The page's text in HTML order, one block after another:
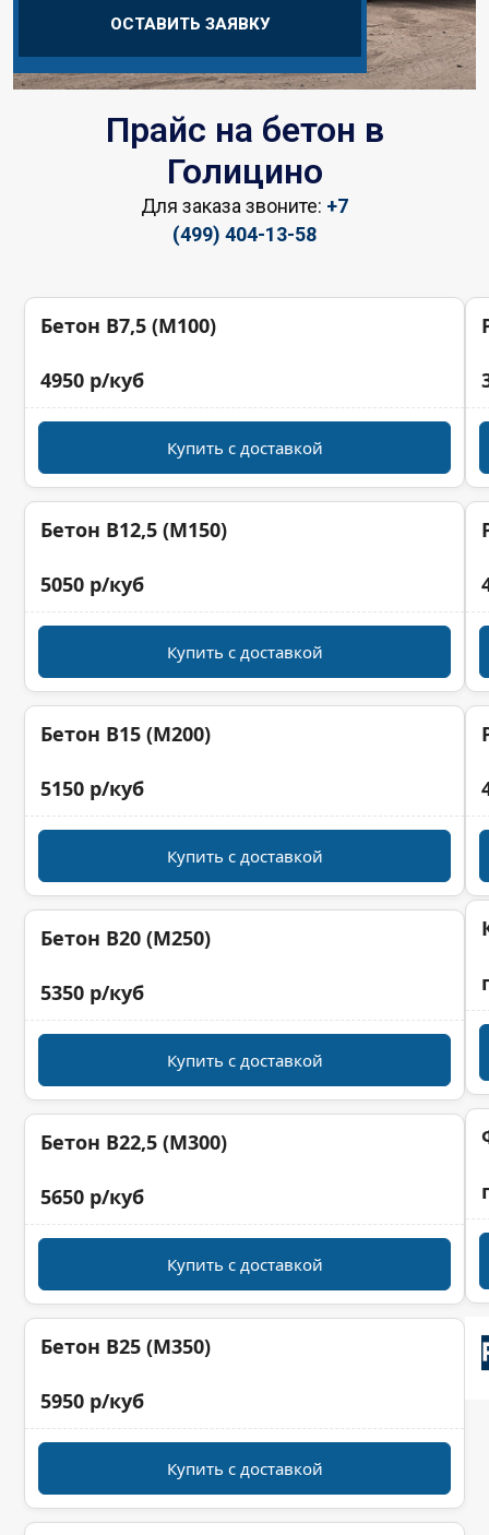
ОСТАВИТЬ ЗАЯВКУ
Прайс на бетон в
Голицино
Для заказа звоните: +7
(499) 404-13-58
Бетон B7,5 (M100)
4950 р/куб
Купить с доставкой
Бетон B12,5 (M150)
5050 р/куб
Купить с доставкой
Бетон B15 (M200)
5150 р/куб
Купить с доставкой
Бетон B20 (M250)
5350 р/куб
Купить с доставкой
Бетон B22,5 (M300)
5650 р/куб
Купить с доставкой
Бетон B25 (M350)
5950 р/куб
Купить с доставкой